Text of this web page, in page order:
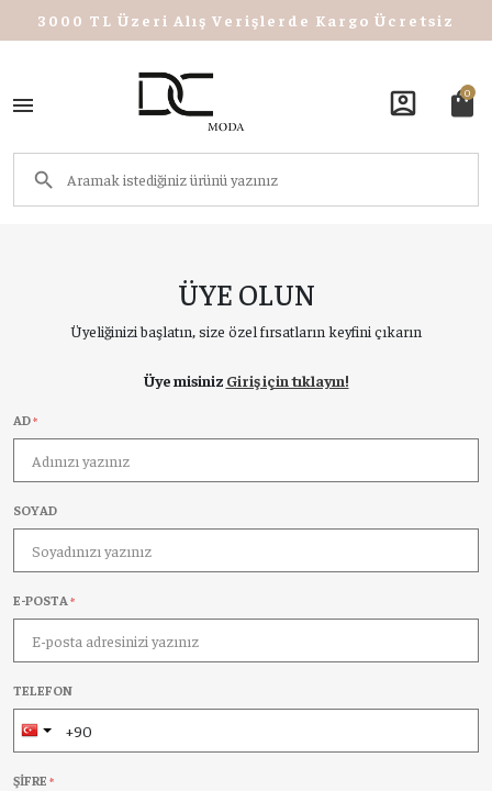
3000 TL Üzeri Alış Verişlerde Kargo Ücretsiz
account_box shopping_bag
0
ÜYE OLUN
Üyeliğinizi başlatın, size özel fırsatların keyfini çıkarın
Üye misiniz Giriş için tıklayın!
AD*
SOYAD
E-POSTA *
TELEFON
ŞIFRE *